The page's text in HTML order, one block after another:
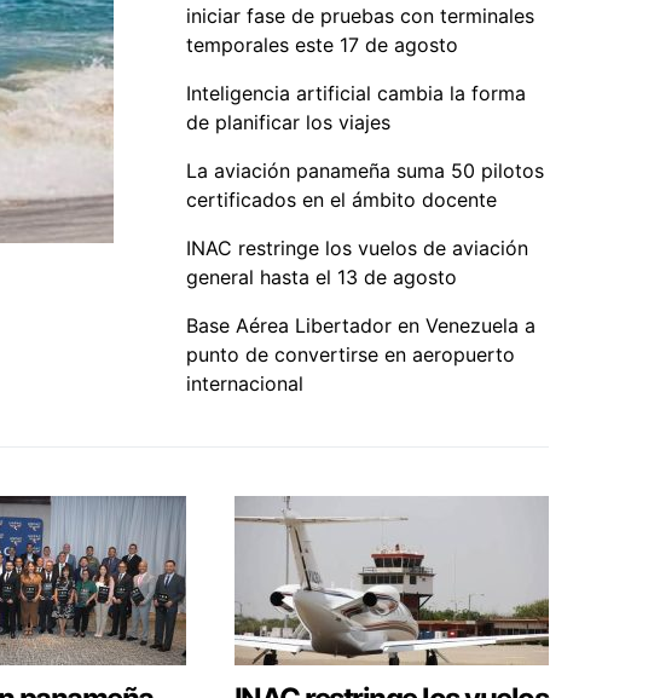
iniciar fase de pruebas con terminales
temporales este 17 de agosto
Inteligencia artificial cambia la forma
de planificar los viajes
La aviación panameña suma 50 pilotos
certificados en el ámbito docente
INAC restringe los vuelos de aviación
general hasta el 13 de agosto
Base Aérea Libertador en Venezuela a
punto de convertirse en aeropuerto
internacional